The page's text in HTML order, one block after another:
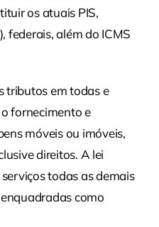
os atuais PIS,
federais, além do ICMS
tributos em todas e
fornecimento e
móveis ou imóveis,
direitos. A lei
todas as demais
como